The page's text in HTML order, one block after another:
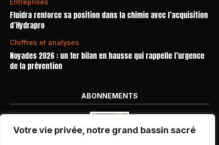
Votre vie privée, notre grand bassin sacré
Fluidra renforce sa position dans la chimie avec l’acquisition
d’Hydrapro
Chiffres et analyses
Noyades 2026 : un 1er bilan en hausse qui rappelle l’urgence
de la prévention
ABONNEMENTS